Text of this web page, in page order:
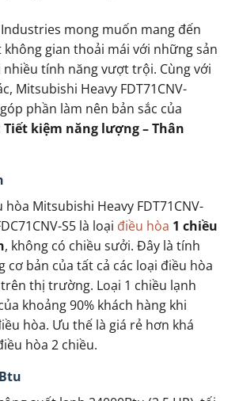
mong muốn mang đến
gian thoải mái với những sản
tính năng vượt trội. Cùng với
Mitsubishi Heavy FDT71CNV-
góp phần làm nên bản sắc của
Tiết kiệm năng lượng – Thân
hòa Mitsubishi Heavy FDT71CNV-
S5 là loại điều hòa 1 chiều
, không có chiều sưởi. Đây là tính
cơ bản của tất cả các loại điều hòa
thị trường. Loại 1 chiều lạnh
khoảng 90% khách hàng khi
hòa. Ưu thế là giá rẻ hơn khá
hòa 2 chiều.